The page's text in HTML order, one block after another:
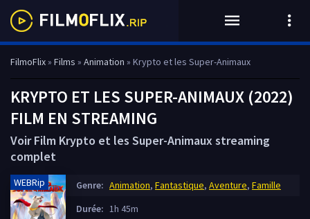
FilmoFlix» Films » Animation » Krypto et les Super-Animaux
KRYPTO ET LES SUPER-ANIMAUX (2022)
FILM EN STREAMING
Voir Film Krypto et les Super-Animaux streaming
complet
WEBRip Genre: Animation, Fantastique, Aventure, Famille
Durée: 1h 45m